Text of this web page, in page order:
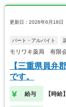
更新日：2026年6月18日
パート・アルバイト
モリワキ薬局 有限
【三重県員弁
です。
給与 【時給